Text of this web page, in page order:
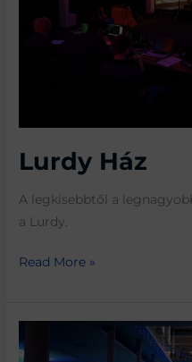
Lurdy Ház
A legkisebbtől a
a Lurdy.
Read More »
Congress